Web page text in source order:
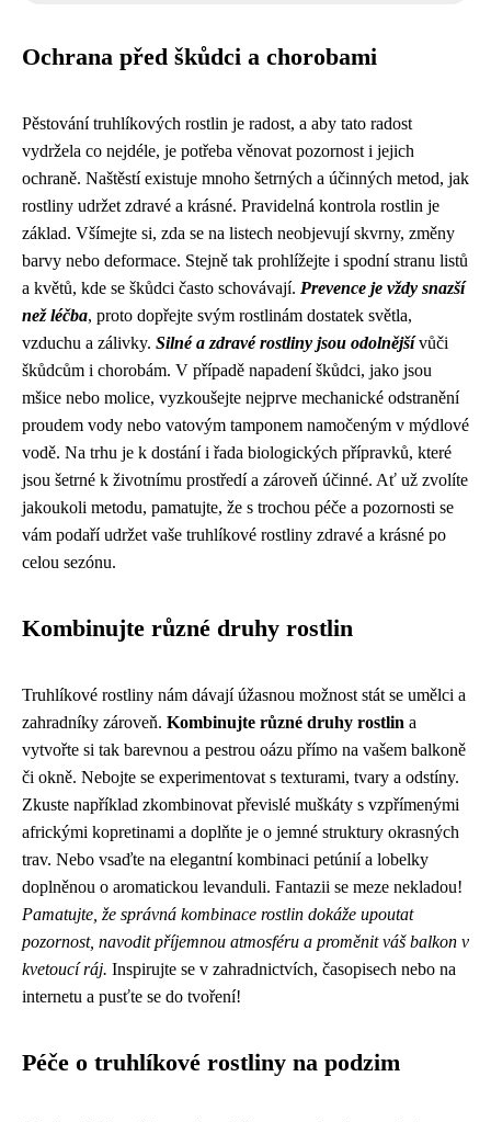
Ochrana před škůdci a chorobami
Pěstování truhlíkových rostlin je radost, a aby tato radost
vydržela co nejdéle, je potřeba věnovat pozornost i jejich
ochraně. Naštěstí existuje mnoho šetrných a účinných metod, jak
rostliny udržet zdravé a krásné. Pravidelná kontrola rostlin je
základ. Všímejte si, zda se na listech neobjevují skvrny, změny
barvy nebo deformace. Stejně tak prohlížejte i spodní stranu listů
a květů, kde se škůdci často schovávají. Prevence je vždy snazší
než léčba, proto dopřejte svým rostlinám dostatek světla,
vzduchu a zálivky. Silné a zdravé rostliny jsou odolnějšívůči
škůdcům i chorobám. V případě napadení škůdci, jako jsou
mšice nebo molice, vyzkoušejte nejprve mechanické odstranění
proudem vody nebo vatovým tamponem namočeným v mýdlové
vodě. Na trhu je k dostání i řada biologických přípravků, které
jsou šetrné k životnímu prostředí a zároveň účinné. Ať už zvolíte
jakoukoli metodu, pamatujte, že s trochou péče a pozornosti se
vám podaří udržet vaše truhlíkové rostliny zdravé a krásné po
celou sezónu.
Kombinujte různé druhy rostlin
Truhlíkové rostliny nám dávají úžasnou možnost stát se umělci a
zahradníky zároveň. Kombinujte různé druhy rostlin a
vytvořte si tak barevnou a pestrou oázu přímo na vašem balkoně
či okně. Nebojte se experimentovat s texturami, tvary a odstíny.
Zkuste například zkombinovat převislé muškáty s vzpřímenými
africkými kopretinami a doplňte je o jemné struktury okrasných
trav. Nebo vsaďte na elegantní kombinaci petúnií a lobelky
doplněnou o aromatickou levanduli. Fantazii se meze nekladou!
Pamatujte, že správná kombinace rostlin dokáže upoutat
pozornost, navodit příjemnou atmosféru a proměnit váš balkon v
kvetoucí ráj. Inspirujte se v zahradnictvích, časopisech nebo na
internetu a pusťte se do tvoření!
Péče o truhlíkové rostliny na podzim